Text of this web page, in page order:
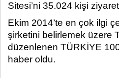
Sitesi’ni 35.024 kişi
Ekim 2014’te en çok ilgi
şirketini belirlemek üzere
düzenlenen TÜRKİYE 100
haber oldu.